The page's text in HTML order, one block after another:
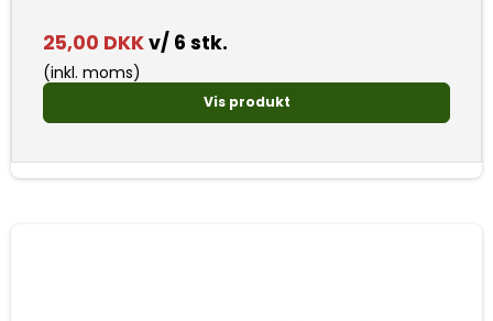
25,00 DKKv/ 6 stk.
(inkl. moms)
Vis produkt